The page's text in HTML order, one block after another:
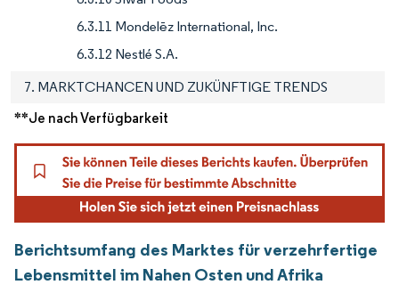
6.3.11 Mondelēz International, Inc.
6.3.12 Nestlé S.A.
7. MARKTCHANCEN UND ZUKÜNFTIGE TRENDS
**Je nach Verfügbarkeit
Berichtsumfang des Marktes für verzehrfertige
Lebensmittel im Nahen Osten und Afrika